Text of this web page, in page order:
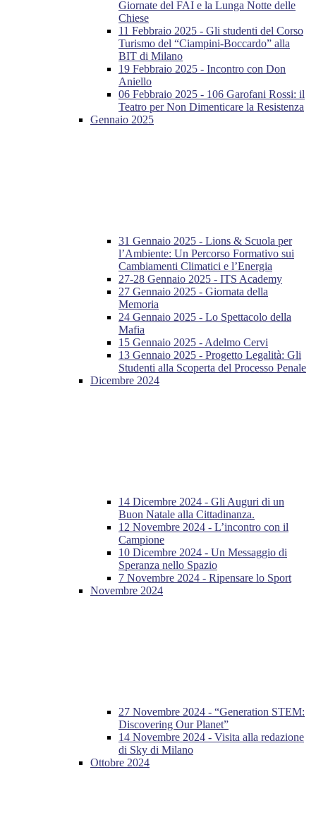
Giornate del FAI e la Lunga Notte delle
Chiese
11 Febbraio 2025 - Gli studenti del Corso
Turismo del “Ciampini-Boccardo” alla
BIT di Milano
19 Febbraio 2025 - Incontro con Don
Aniello
06 Febbraio 2025 - 106 Garofani Rossi: il
Teatro per Non Dimenticare la Resistenza
Gennaio 2025
31 Gennaio 2025 - Lions & Scuola per
l’Ambiente: Un Percorso Formativo sui
Cambiamenti Climatici e l’Energia
27-28 Gennaio 2025 - ITS Academy
27 Gennaio 2025 - Giornata della
Memoria
24 Gennaio 2025 - Lo Spettacolo della
Mafia
15 Gennaio 2025 - Adelmo Cervi
13 Gennaio 2025 - Progetto Legalità: Gli
Studenti alla Scoperta del Processo Penale
Dicembre 2024
14 Dicembre 2024 - Gli Auguri di un
Buon Natale alla Cittadinanza.
12 Novembre 2024 - L’incontro con il
Campione
10 Dicembre 2024 - Un Messaggio di
Speranza nello Spazio
7 Novembre 2024 - Ripensare lo Sport
Novembre 2024
27 Novembre 2024 - “Generation STEM:
Discovering Our Planet”
14 Novembre 2024 - Visita alla redazione
di Sky di Milano
Ottobre 2024